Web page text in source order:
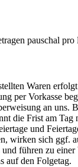
pauschal
Waren
per Vorkasse
an uns.
die Frist am Tag
und
wirken sich ggf.
führen zu einer
auf den Folgetag.